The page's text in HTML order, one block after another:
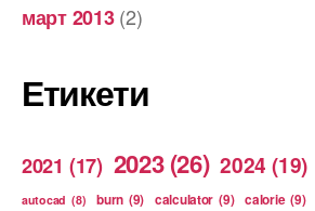
март 2013(2)
Етикети
2021 (17) 2023 (26) 2024 (19)
autocad (8) burn (9) calculator (9) calorie (9)